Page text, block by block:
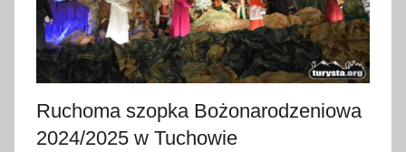
n
a
0
3
Ruchoma szopka Bożonarodzeniowa
2024/2025 w Tuchowie